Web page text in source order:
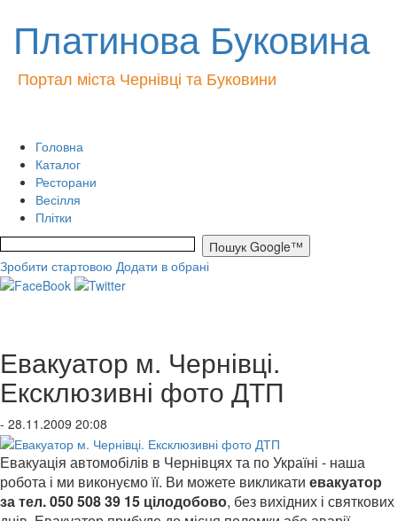
Платинова Буковина
Портал міста Чернівці та Буковини
Головна
Каталог
Ресторани
Весілля
Плітки
Зробити стартовою Додати в обрані
Евакуатор м. Чернівці.
Ексклюзивні фото ДТП
- 28.11.2009 20:08
Евакуація автомобілів в Чернівцях та по Україні - наша
робота і ми виконуємо її. Ви можете викликати евакуатор
за тел.050 508 39 15 цілодобово, без вихідних і святкових